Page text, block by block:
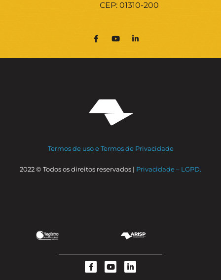
CEP: 01310-200
Termos de uso e Termos de Privacidade
2022 © Todos os direitos reservados | Privacidade – LGPD.